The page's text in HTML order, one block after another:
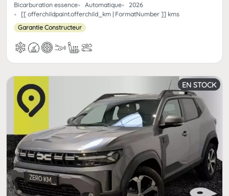
Bicarburation essence Automatique
2026
[[ offerchildpaint.offerchild_km | FormatNumber ]] kms
Garantie Constructeur
EN STOCK